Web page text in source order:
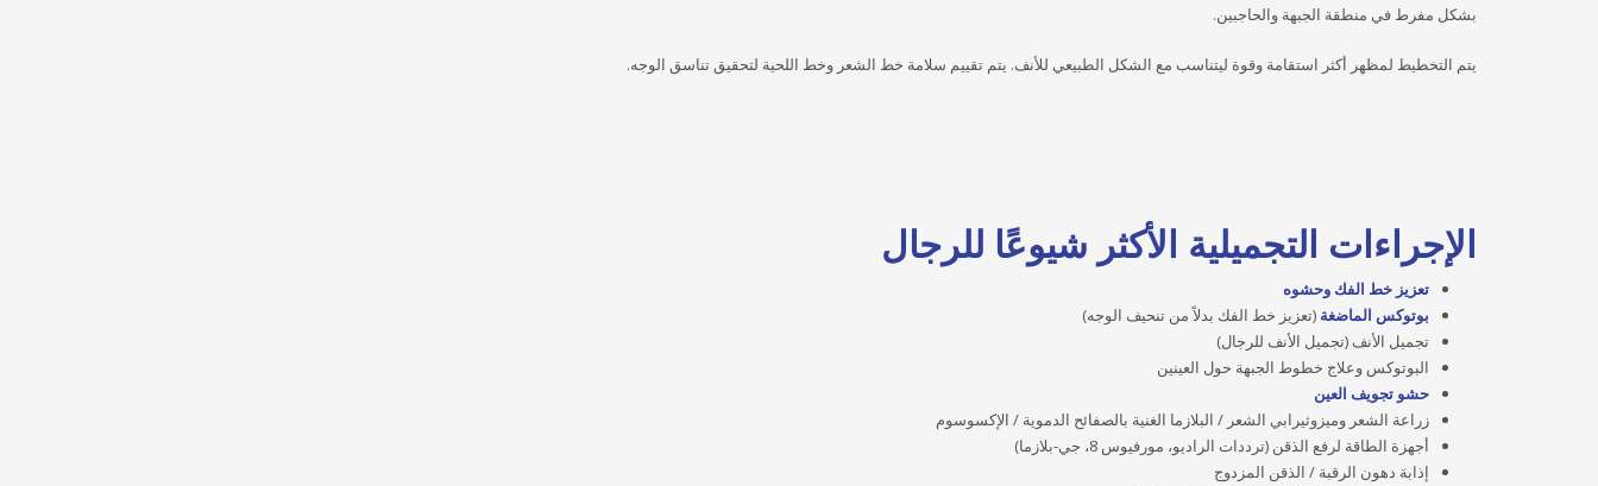
بشكل مفرط في منطقة الجبهة والحاجبين.
يتم التخطيط لمظهر أكثر استقامة وقوة ليتناسب مع الشكل الطبيعي للأنف. يتم تقييم سلامة خط الشعر وخط اللحية لتحقيق تناسق الوجه.
الإجراءات التجميلية الأكثر شيوعًا للرجال
تعزيز خط الفك وحشوه
بوتوكس الماضغة (تعزيز خط الفك بدلاً من تنحيف الوجه)
تجميل الأنف (تجميل الأنف للرجال)
البوتوكس وعلاج خطوط الجبهة حول العينين
حشو تجويف العين
زراعة الشعر وميزوثيرابي الشعر / البلازما الغنية بالصفائح الدموية / الإكسوسوم
أجهزة الطاقة لرفع الذقن (ترددات الراديو، مورفيوس 8، جي-بلازما)
إذابة دهون الرقبة / الذقن المزدوج